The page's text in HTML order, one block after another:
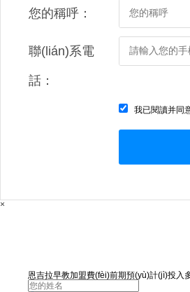
您的稱呼：
聯(lián)系電
話：
我已閱讀并同
×
恩吉拉早教加盟費(fèi)前期預(yù)計(jì)投入